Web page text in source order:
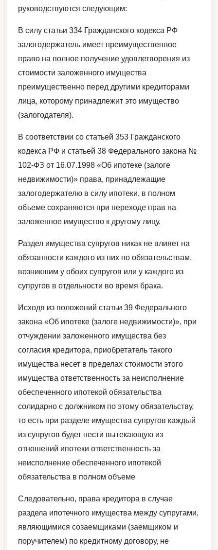
руководствуются следующим:
В силу статьи 334 Гражданского кодекса РФ
залогодержатель имеет преимущественное
право на полное получение удовлетворения из
стоимости заложенного имущества
преимущественно перед другими кредиторами
лица, которому принадлежит это имущество
(залогодателя).
В соответствии со статьей 353 Гражданского
кодекса РФ и статьей 38 Федерального закона №
102-ФЗ от 16.07.1998 «Об ипотеке (залоге
недвижимости)» права, принадлежащие
залогодержателю в силу ипотеки, в полном
объеме сохраняются при переходе прав на
заложенное имущество к другому лицу.
Раздел имущества супругов никак не влияет на
обязанности каждого из них по обязательствам,
возникшим у обоих супругов или у каждого из
супругов в отдельности во время брака.
Исходя из положений статьи 39 Федерального
закона «Об ипотеке (залоге недвижимости)», при
отчуждении заложенного имущества без
согласия кредитора, приобретатель такого
имущества несет в пределах стоимости этого
имущества ответственность за неисполнение
обеспеченного ипотекой обязательства
солидарно с должником по этому обязательству,
то есть при разделе имущества супругов каждый
из супругов будет нести вытекающую из
отношений ипотеки ответственность за
неисполнение обеспеченного ипотекой
обязательства в полном объеме
Следовательно, права кредитора в случае
раздела ипотечного имущества между супругами,
являющимися созаемщиками (заемщиком и
поручителем) по кредитному договору, не